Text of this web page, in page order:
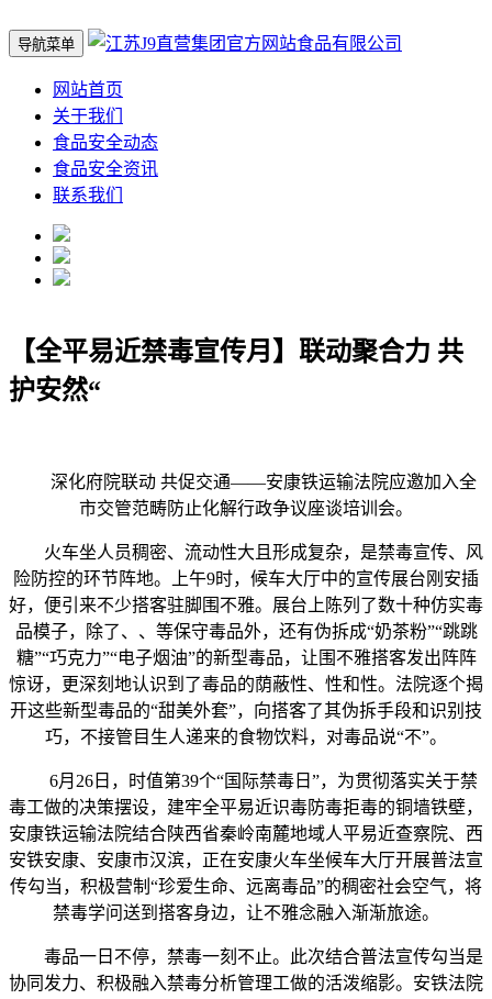
导航菜单
网站首页
关于我们
食品安全动态
食品安全资讯
联系我们
【全平易近禁毒宣传月】联动聚合力 共
护安然“
深化府院联动 共促交通——安康铁运输法院应邀加入全
市交管范畴防止化解行政争议座谈培训会。
火车坐人员稠密、流动性大且形成复杂，是禁毒宣传、风
险防控的环节阵地。上午9时，候车大厅中的宣传展台刚安插
好，便引来不少搭客驻脚围不雅。展台上陈列了数十种仿实毒
品模子，除了、、等保守毒品外，还有伪拆成“奶茶粉”“跳跳
糖”“巧克力”“电子烟油”的新型毒品，让围不雅搭客发出阵阵
惊讶，更深刻地认识到了毒品的荫蔽性、性和性。法院逐个揭
开这些新型毒品的“甜美外套”，向搭客了其伪拆手段和识别技
巧，不接管目生人递来的食物饮料，对毒品说“不”。
6月26日，时值第39个“国际禁毒日”，为贯彻落实关于禁
毒工做的决策摆设，建牢全平易近识毒防毒拒毒的铜墙铁壁，
安康铁运输法院结合陕西省秦岭南麓地域人平易近查察院、西
安铁安康、安康市汉滨，正在安康火车坐候车大厅开展普法宣
传勾当，积极营制“珍爱生命、远离毒品”的稠密社会空气，将
禁毒学问送到搭客身边，让不雅念融入渐渐旅途。
毒品一日不停，禁毒一刻不止。此次结合普法宣传勾当是
协同发力、积极融入禁毒分析管理工做的活泼缩影。安铁法院